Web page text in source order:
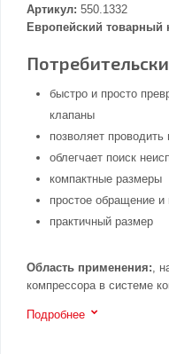
Артикул: 550.1332
Европейский товарный
быстро и просто
клапаны
позволяет
облегчает поиск
компактные размеры
простое обращение и
практичный размер
Область применения:,
компрессора в системе
Подробнее